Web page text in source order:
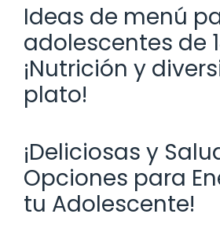
Ideas de menú
adolescentes de
¡Nutrición y
plato!
¡Deliciosas y
Opciones para
tu Adolescente!